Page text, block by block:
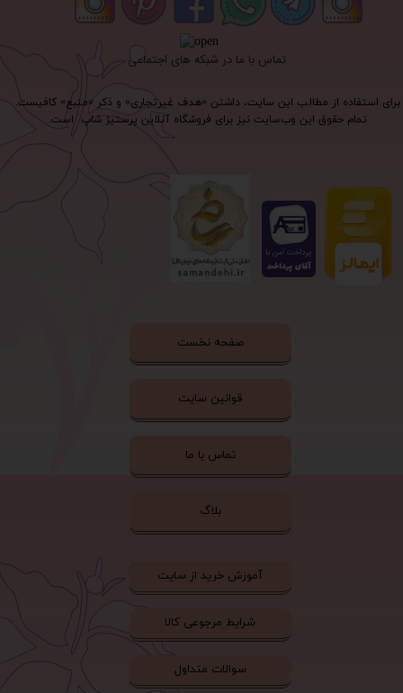
برای استفاده از مطالب این سایت، داشتن «هدف غیرتجاری» و ذکر «منبع» کافیست.
تمام حقوق اين وب‌سايت نیز برای فروشگاه آنلاین پرستیژ شاپ است.
تماس با ما در شبکه های اجتماعی
صفحه نخست
قوانین سایت
تماس با ما
بلاگ
آموزش خرید از سایت
شرایط مرجوعی کالا
سوالات متداول